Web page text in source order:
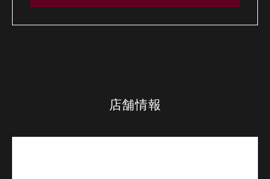
店舗情報